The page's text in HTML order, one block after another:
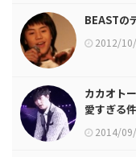
BEASTの
2012/
カカオト
愛すぎる
2014/